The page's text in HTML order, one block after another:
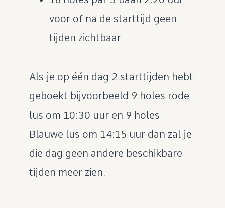
voor of na de starttijd geen
tijden zichtbaar
Als je op één dag 2 starttijden hebt
geboekt bijvoorbeeld 9 holes rode
lus om 10:30 uur en 9 holes
Blauwe lus om 14:15 uur dan zal je
die dag geen andere beschikbare
tijden meer zien.